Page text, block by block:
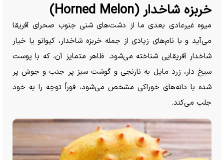
خربزه شاخدار (Horned Melon)
میوه غیرعادی بعدی ما از دشت‌های شنی جنوب صحرای آفریقا
می‌آید و با نام‌های زیادی از جمله خربزه شاخدار، کیوانو یا خیار
شاخدار آفریقایی شناخته می‌شود. ظاهر متمایز آن، که با پوست
سیخ دار، زرد مایل به نارنجی و گوشت سبز پر جنب و جوش پر
شده با دانه‌های خوراکی مشخص می‌شود، فوراً توجه را به خود
جلب می‌کند.